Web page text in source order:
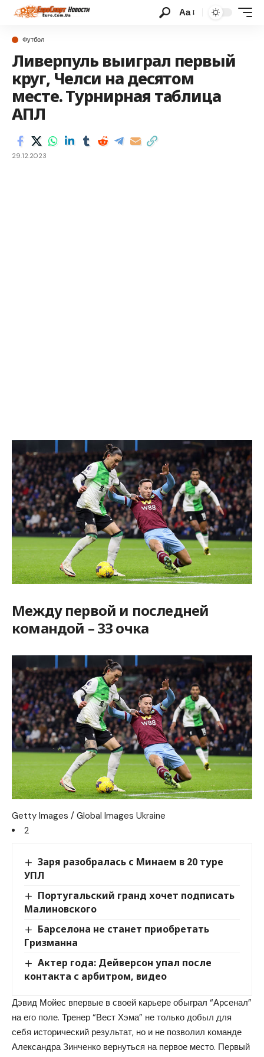
Аа
Футбол
Ливерпуль выиграл первый
круг, Челси на десятом
месте. Турнирная таблица
АПЛ
29.12.2023
Между первой и последней
командой – 33 очка
Getty Images / Global Images Ukraine
2
Заря разобралась с Минаем в 20 туре
УПЛ
Португальский гранд хочет подписать
Малиновского
Барселона не станет приобретать
Гризманна
Актер года: Дейверсон упал после
контакта с арбитром, видео
Дэвид Мойес впервые в своей карьере обыграл “Арсенал”
на его поле. Тренер “Вест Хэма” не только добыл для
себя исторический результат, но и не позволил команде
Александра Зинченко вернуться на первое место. Первый